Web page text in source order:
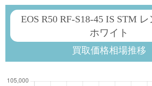
EOS R50 RF-S18-45 IS STM
ホワイト
買取価格相場推移